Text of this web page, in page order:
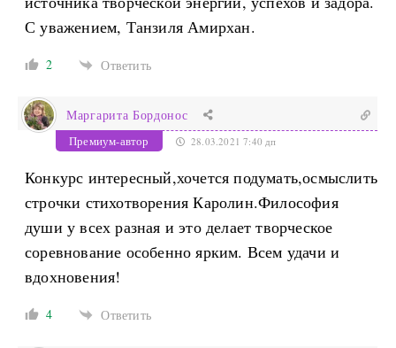
С уважением, Танзиля Амирхан.
2 Ответить
Маргарита Бордонос
Премиум-автор 28.03.2021 7:40 дп
Конкурс интересный,хочется подумать,осмыслить
строчки стихотворения Каролин.Философия
души у всех разная и это делает творческое
соревнование особенно ярким. Всем удачи и
вдохновения!
4 Ответить